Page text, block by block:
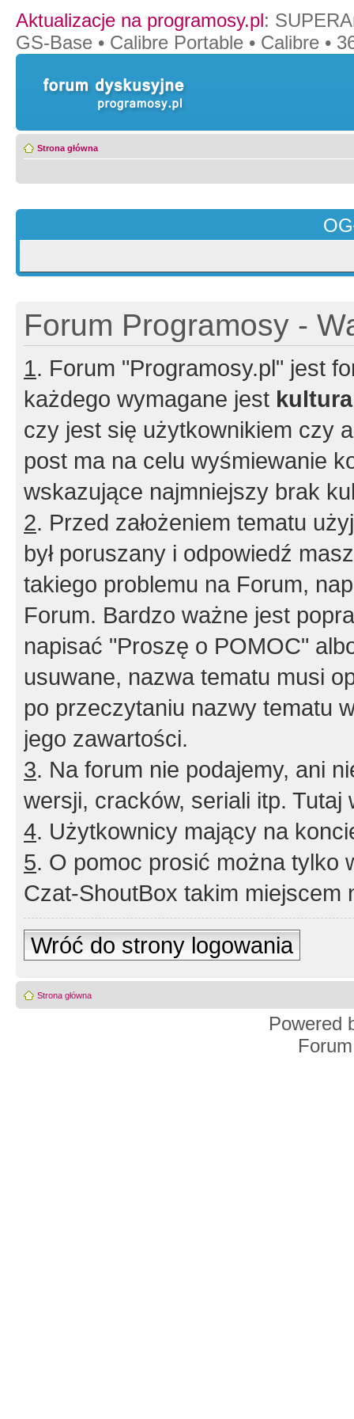
Aktualizacje na programosy.pl:
GS-Base • Calibre Portable • Calibre •
Strona główna
Forum Programosy -
1. Forum "Programosy.pl" jest
każdego wymagane jest
czy jest się użytkownikiem czy
post ma na celu wyśmiewanie
wskazujące najmniejszy brak
2. Przed założeniem tematu
był poruszany i odpowiedź
takiego problemu na Forum,
Forum. Bardzo ważne jest
napisać "Proszę o POMOC"
usuwane, nazwa tematu musi
po przeczytaniu nazwy tematu
jego zawartości.
3. Na forum nie podajemy, ani
wersji, cracków, seriali itp. Tutaj
4. Użytkownicy mający na
5. O pomoc prosić można tylko
Czat-ShoutBox takim miejscem
Wróć do strony logowania
Strona główna
Powered